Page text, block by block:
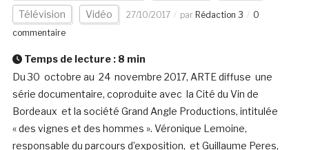
Télévision Vidéo 27/10/2017 par Rédaction 3
0
commentaire
Temps de lecture : 8 min
Du 30 octobre au 24 novembre 2017, ARTE diffuse une
série documentaire, coproduite avec la Cité du Vin de
Bordeaux et la société Grand Angle Productions, intitulée
« des vignes et des hommes ». Véronique Lemoine,
responsable du parcours d’exposition, et Guillaume Peres,